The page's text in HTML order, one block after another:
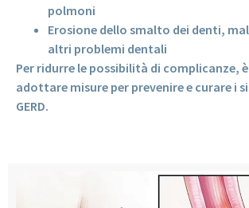
polmoni
Erosione dello smalto dei denti,
altri problemi dentali
Per ridurre le possibilità di complicanze,
adottare misure per prevenire e curare i
GERD.